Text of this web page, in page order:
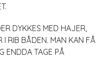
DYKKES MED HAJER,
I RIB BÅDEN. MAN KAN FÅ
ENDDA TAGE PÅ